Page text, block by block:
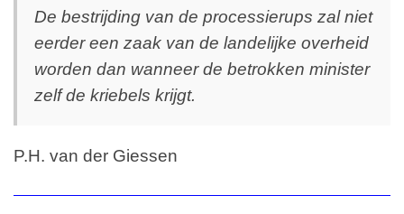
De bestrijding van de processierups zal niet
eerder een zaak van de landelijke overheid
worden dan wanneer de betrokken minister
zelf de kriebels krijgt.
P.H. van der Giessen